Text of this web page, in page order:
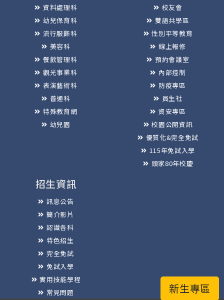
新生專區
資料處理科
幼兒保育科
流行服飾科
美容科
餐飲管理科
觀光事業科
表演藝術科
普通科
特殊教育網
幼兒園
校友會
雙語共學區
性別平等教育
線上報修
預約會議室
內部控制
防疫專區
員生社
資安專區
校園公開資訊
優質化&完全免試
115年免試入學
頭家80年校慶
招生資訊
訊息公告
簡介影片
認識各科
特色招生
完全免試
免試入學
實用技能學程
常見問題